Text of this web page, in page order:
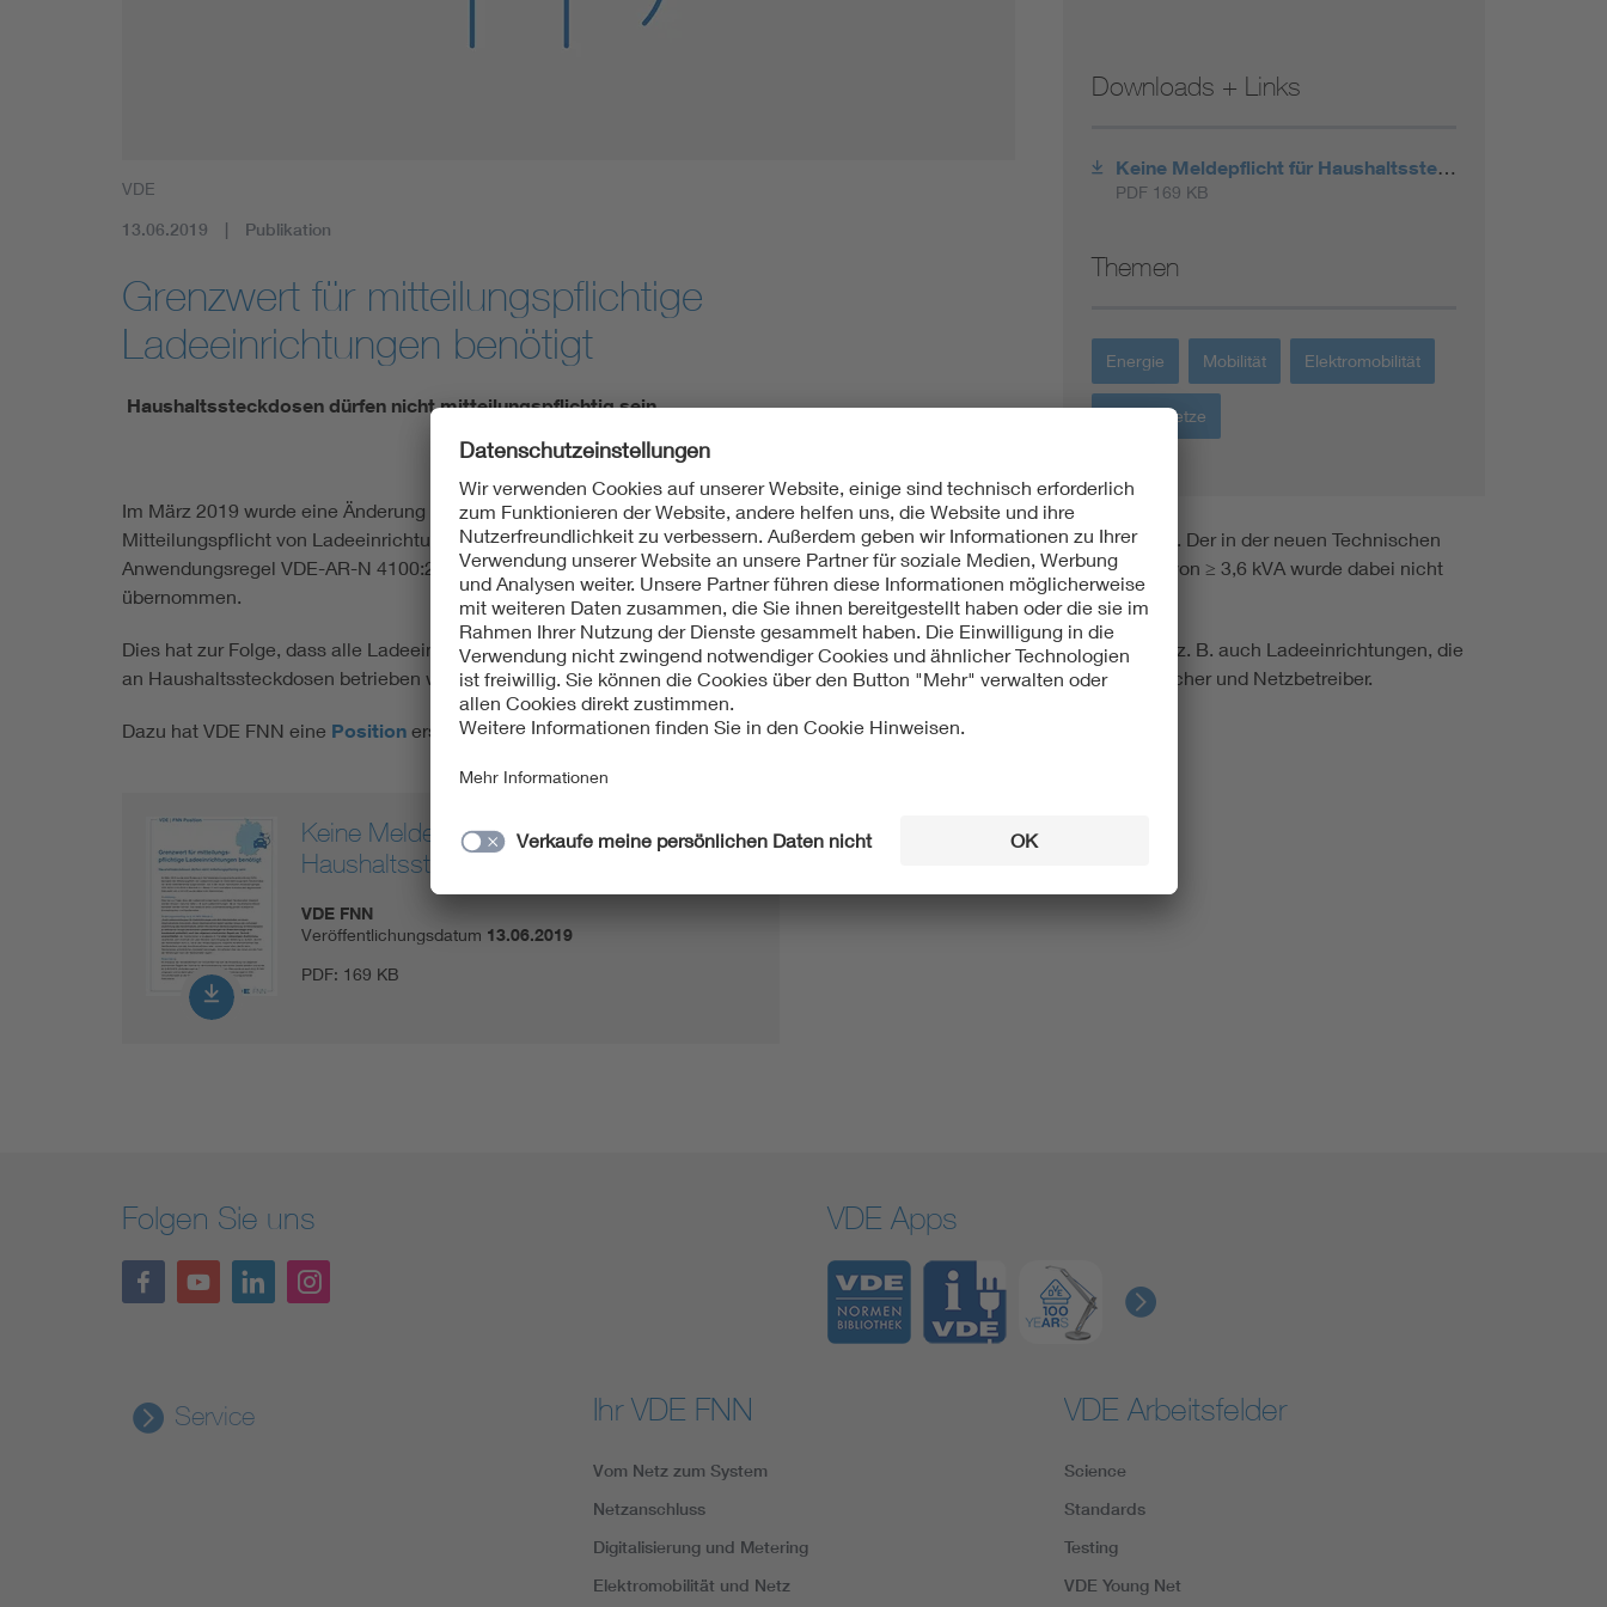
Innovative Netztechnologien
VDE
13.06.2019 Publikation
Grenzwert für mitteilungspflichtige
Ladeeinrichtungen benötigt
Haushaltssteckdosen dürfen nicht mitteilungspflichtig sein
Downloads + Links
Keine Meldepflicht für Haushaltssteckdosen
PDF 169 KB
Themen
Energie Mobilität Elektromobilität
Energienetze
Im März 2019 wurde eine Änderung in der Niederspannungsanschlussverordnung (NAV) bezüglich der
Mitteilungspflicht von Ladeeinrichtungen für Elektrofahrzeuge beim Netzbetreiber vor deren Inbetriebnahme aufgenommen. Der in der neuen Technischen
Anwendungsregel VDE-AR-N 4100:2019-4 Abschnitt 4.1 Absatz 3 und 4 enthaltene branchenweit abgestimmte Grenzwert von ≥ 3,6 kVA wurde dabei nicht
übernommen.
Dies hat zur Folge, dass alle Ladeeinrichtungen beim zuständigen Netzbetreiber mitgeteilt werden müssen. Darunter fallen z. B. auch Ladeeinrichtungen, die
an Haushaltssteckdosen betrieben werden können. Das bedeutet einen unverhältnismäßig großen Aufwand für Endverbraucher und Netzbetreiber.
Dazu hat VDE FNN eine Position erstellt, die einen Änderungsvorschlag für die aktuelle Fassung der NAV beinhaltet.
Keine Meldepflicht für
Haushaltssteckdosen
VDE FNN
Veröffentlichungsdatum 13.06.2019
PDF: 169 KB
Folgen Sie uns VDE Apps
Service Ihr VDE FNN
Vom Netz zum System
Netzanschluss
Digitalisierung und Metering
Elektromobilität und Netz
VDE Arbeitsfelder
Science
Standards
Testing
VDE Young Net